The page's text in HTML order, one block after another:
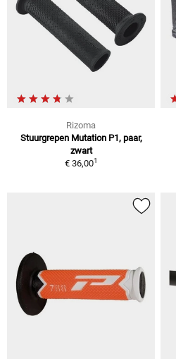
Rizoma
Stuurgrepen Mutation P1, paar,
zwart
€ 36,001